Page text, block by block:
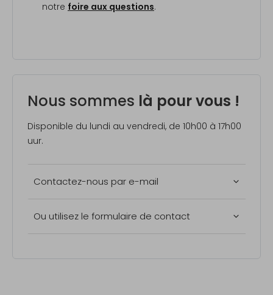
notre foire aux questions.
Nous sommes là pour vous !
Disponible du lundi au vendredi, de 10h00 à 17h00
uur.
Contactez-nous par e-mail
Ou utilisez le formulaire de contact